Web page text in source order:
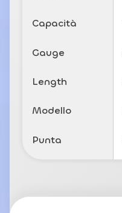
Capacità
Gauge
Length
Modello
Punta